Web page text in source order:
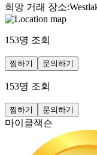
희망 거래 장소:
153명 조회
찜하기 문의하기
153명 조회
찜하기 문의하기
마이클잭슨